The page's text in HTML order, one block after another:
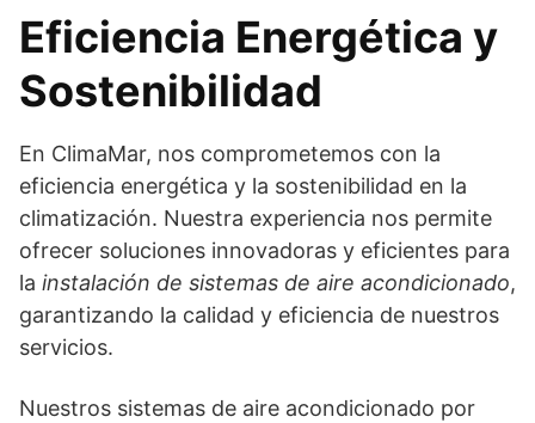
Eficiencia Energética y
Sostenibilidad
En ClimaMar, nos comprometemos con la
eficiencia energética y la sostenibilidad en la
climatización. Nuestra experiencia nos permite
ofrecer soluciones innovadoras y eficientes para
la instalación de sistemas de aire acondicionado,
garantizando la calidad y eficiencia de nuestros
servicios.
Nuestros sistemas de aire acondicionado por